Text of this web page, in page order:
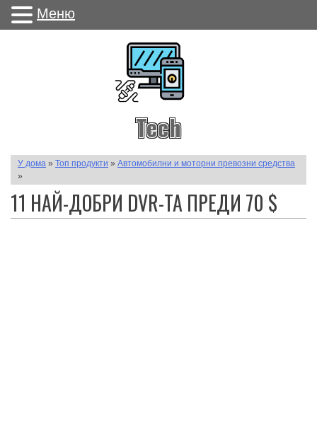
Tech
У дома » Топ продукти » Автомобилни и моторни превозни средства
»
11 НАЙ-ДОБРИ DVR-ТА ПРЕДИ 70 $
Меню